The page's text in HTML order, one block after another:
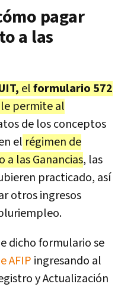
pagar
a las
elformulario 572
le permite al
de los conceptos
el régimen de
las Ganancias, las
practicado, así
otros ingresos
dicho formulario se
AFIP ingresando al
y Actualización